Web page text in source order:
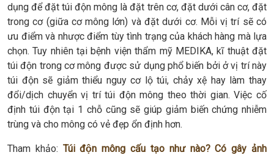
dụng để đặt túi độn mông là đặt trên cơ, đặt dưới cân cơ, đặt
trong cơ (giữa cơ mông lớn) và đặt dưới cơ. Mỗi vị trí sẽ có
ưu điểm và nhược điểm tùy tình trạng của khách hàng mà lựa
chọn. Tuy nhiên tại bệnh viện thẩm mỹ MEDIKA, kĩ thuật đặt
túi độn trong cơ mông được sử dụng phổ biến bởi ở vị trí này
túi độn sẽ giảm thiểu nguy cơ lộ túi, chảy xệ hay làm thay
đổi/dịch chuyển vị trí túi độn mông theo thời gian. Việc cố
định túi độn tại 1 chỗ cũng sẽ giúp giảm biến chứng nhiễm
trùng và cho mông có vẻ đẹp ổn định hơn.
Tham khảo: Túi độn mông cấu tạo như nào? Có gây ảnh